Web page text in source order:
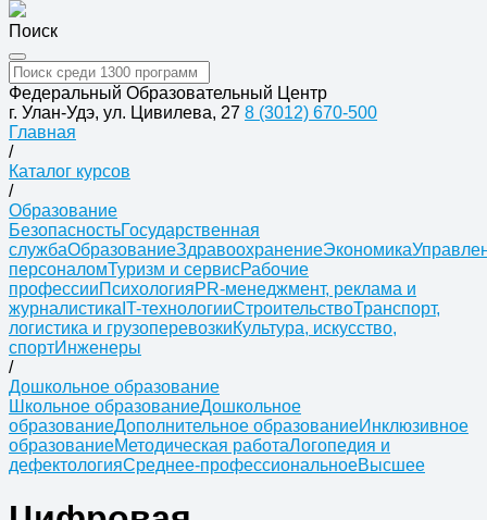
Поиск
Федеральный Образовательный Центр
г. Улан-Удэ, ул. Цивилева, 27 8 (3012) 670-500
Главная
/
Каталог курсов
/
Образование
БезопасностьГосударственная
службаОбразованиеЗдравоохранениеЭкономика
персоналомТуризм и сервисРабочие
профессииПсихологияPR-менеджмент, реклама и
журналистика IT-технологииСтроительствоТранспорт,
логистика и грузоперевозкиКультура, искусство,
спортИнженеры
/
Дошкольное образование
Школьное образованиеДошкольное
образованиеДополнительное образованиеИнклюзивное
образованиеМетодическая работаЛогопедия и
дефектологияСреднее-профессиональноеВысшее